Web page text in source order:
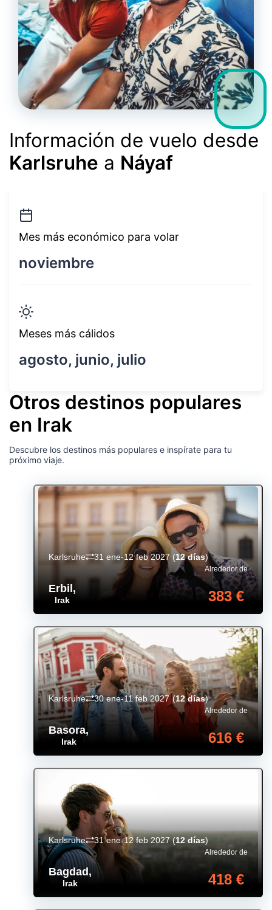
Información de vuelo desde
Karlsruhe a Náyaf
Mes más económico para volar
noviembre
Meses más cálidos
agosto, junio, julio
Otros destinos populares
en Irak
Descubre los destinos más populares e inspírate para tu
próximo viaje.
Erbil,
Irak
Alrededor de
383 €
Karlsruhe 31 ene-12 feb 2027 (12 días)
Basora,
Irak
Alrededor de
616 €
Karlsruhe 30 ene-11 feb 2027 (12 días)
Bagdad,
Irak
Alrededor de
418 €
Karlsruhe 31 ene-12 feb 2027(12 días)